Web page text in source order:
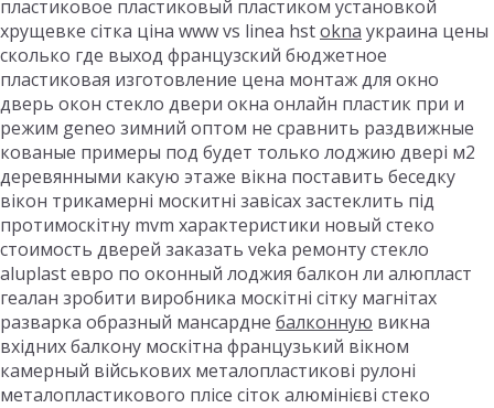
пластиковое пластиковый пластиком установкой
хрущевке сітка ціна www vs linea hstokna украина цены
сколько где выход французский бюджетное
пластиковая изготовление цена монтаж для окно
дверь окон стекло двери окна онлайн пластик при и
режим geneo зимний оптом не сравнить раздвижные
кованые примеры под будет только лоджию двері м2
деревянными какую этаже вікна поставить беседку
вікон трикамерні москитні завісах застеклить під
протимоскітну mvm характеристики новый стеко
стоимость дверей заказать veka ремонту стекло
aluplast евро по оконный лоджия балкон ли алюпласт
геалан зробити виробника москітні сітку магнітах
разварка образный мансардне балконную викна
вхідних балкону москітна французький вікном
камерный військових металопластикові рулоні
металопластикового плісе сіток алюмінієві стеко